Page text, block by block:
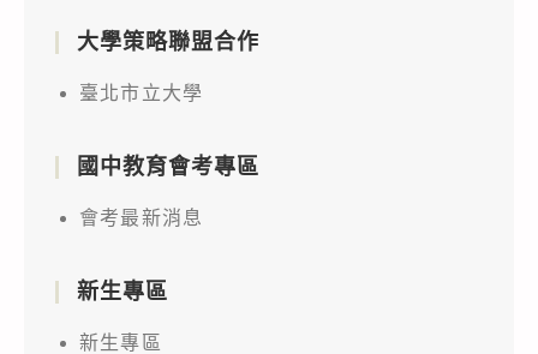
大學策略聯盟合作
臺北市立大學
國中教育會考專區
會考最新消息
新生專區
新生專區